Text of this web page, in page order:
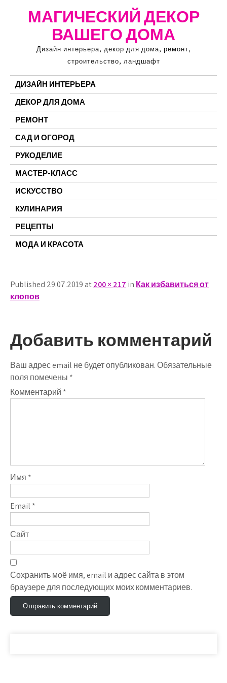
МАГИЧЕСКИЙ ДЕКОР
ВАШЕГО ДОМА
Дизайн интерьера, декор для дома, ремонт,
строительство, ландшафт
ДИЗАЙН ИНТЕРЬЕРА
ДЕКОР ДЛЯ ДОМА
РЕМОНТ
САД И ОГОРОД
РУКОДЕЛИЕ
МАСТЕР-КЛАСС
ИСКУССТВО
КУЛИНАРИЯ
РЕЦЕПТЫ
МОДА И КРАСОТА
Published 29.07.2019 at200 × 217 in Как избавиться от
клопов
Добавить комментарий
Ваш адрес email не будет опубликован.Обязательные
поля помечены *
Комментарий *
Имя *
Email *
Сайт
Сохранить моё имя, email и адрес сайта в этом
браузере для последующих моих комментариев.